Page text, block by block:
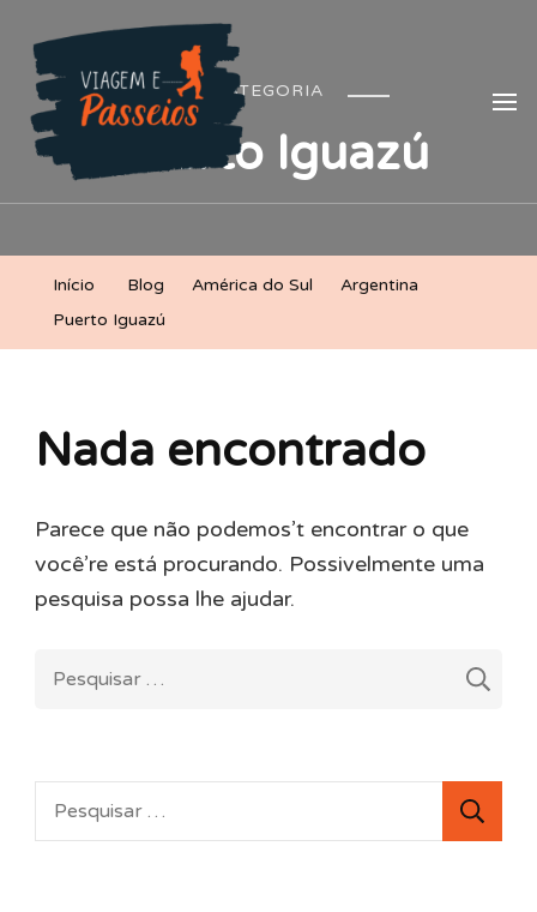
Viagem e Passeios
Lá vem aventura!
CATEGORIA
Puerto Iguazú
Início Blog América do Sul
Argentina
Puerto Iguazú
Nada encontrado
Parece que não podemos’t encontrar o que
você’re está procurando. Possivelmente uma
pesquisa possa lhe ajudar.